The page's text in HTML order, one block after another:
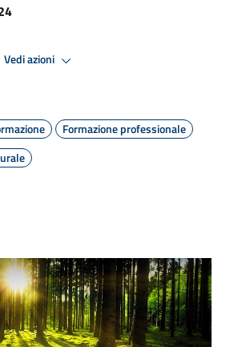
Vedi azioni
Formazione professionale